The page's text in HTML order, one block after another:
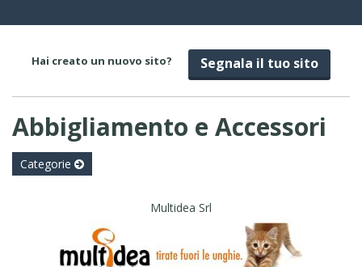
Hai creato un nuovo sito? Segnala il tuo sito
Abbigliamento e Accessori
Categorie
Multidea Srl